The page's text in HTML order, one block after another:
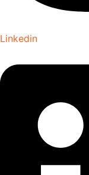
Linkedin